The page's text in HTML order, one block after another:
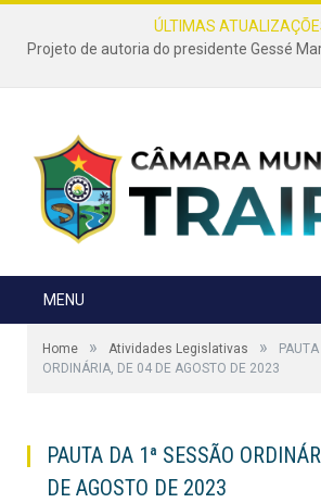
ÚLTIMAS
MENU
Home » Atividades Legislativas »
ORDINÁRIA, DE 04 DE AGOSTO DE 2023
PAUTA DA 1ª SESSÃO
DE AGOSTO DE 2023